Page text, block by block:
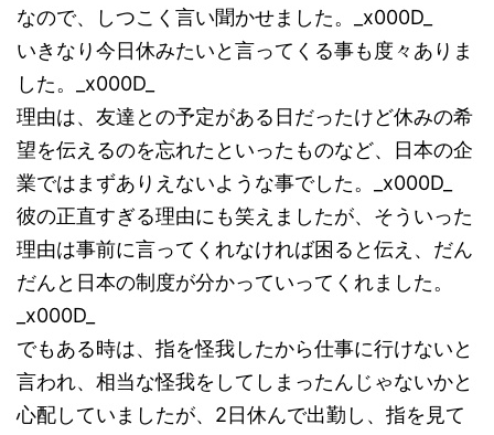
なので、しつこく言い聞かせました。_x000D_
いきなり今日休みたいと言ってくる事も度々ありま
した。_x000D_
理由は、友達との予定がある日だったけど休みの希
望を伝えるのを忘れたといったものなど、日本の企
業ではまずありえないような事でした。_x000D_
彼の正直すぎる理由にも笑えましたが、そういった
理由は事前に言ってくれなければ困ると伝え、だん
だんと日本の制度が分かっていってくれました。
_x000D_
でもある時は、指を怪我したから仕事に行けないと
言われ、相当な怪我をしてしまったんじゃないかと
心配していましたが、2日休んで出勤し、指を見て